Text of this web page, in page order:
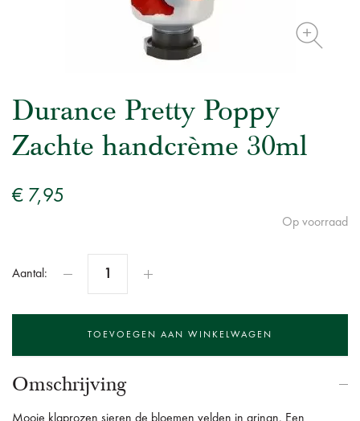
Durance Pretty Poppy
Zachte handcrème 30ml
€ 7,95
Op voorraad
Aantal:
Omschrijving